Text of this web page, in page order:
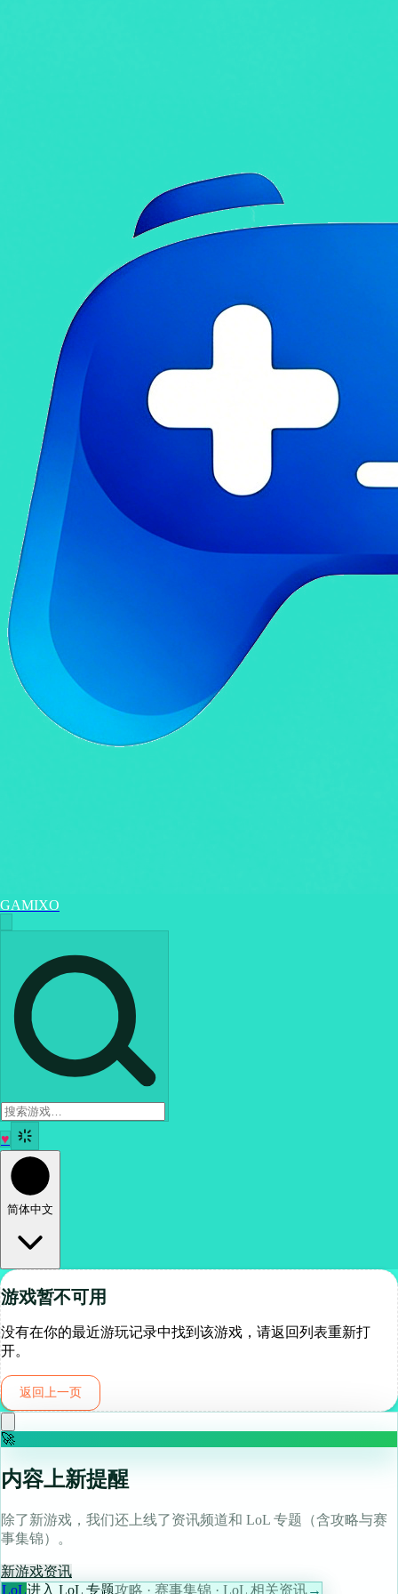
GAMIXO
♥
简体中文
游戏暂不可用
没有在你的最近游玩记录中找到该游戏，请返回列表重新打
开。
返回上一页
🚀
内容上新提醒
除了新游戏，我们还上线了资讯频道和 LoL 专题（含攻略与赛
事集锦）。
新游戏资讯
LoL进入 LoL 专题攻略 · 赛事集锦 · LoL 相关资讯→